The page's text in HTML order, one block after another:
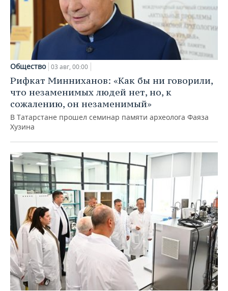
Общество 03 авг, 00:00
Рифкат Минниханов: «Как бы ни говорили,
что незаменимых людей нет, но, к
сожалению, он незаменимый»
В Татарстане прошел семинар памяти археолога Фаяза
Хузина